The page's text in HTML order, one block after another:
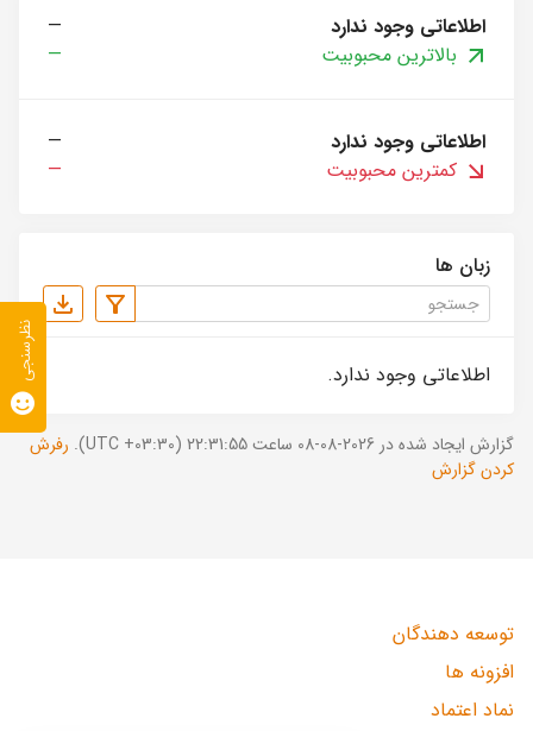
اطلاعاتی وجود ندارد
—
بالاترین محبوبیت
—
اطلاعاتی وجود ندارد
—
کمترین محبوبیت
—
زبان ها
اطلاعاتی وجود ندارد.
گزارش ایجاد شده در 2026-08-08 ساعت 22:31:55 (UTC +03:30).
رفرش
کردن گزارش
توسعه دهندگان
افزونه ها
نماد اعتماد
نظرسنجی